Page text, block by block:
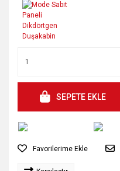
SEPETE EKLE